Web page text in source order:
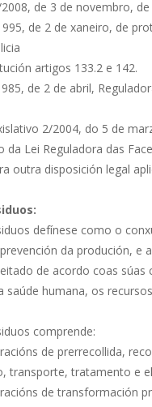
de 3 de novembro, de
2 de xaneiro, de
artigos 133.2 e 142.
2 de abril, Reguladora
2/2004, do 5 de
da Lei Reguladora das
disposición legal
defínese como o
da produción, e
de acordo coas súas
saúde humana, os
comprende:
de prerrecollida,
transporte, tratamento e
de transformación